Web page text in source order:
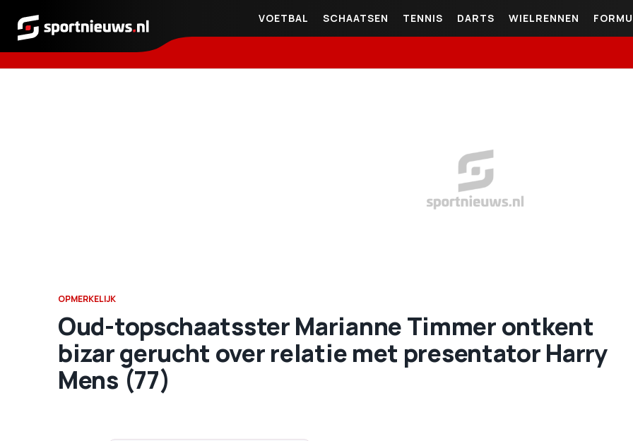
Sportnieuws.nl
VOETBAL SCHAATSEN TENNIS DARTS WIELRENNEN
OPMERKELIJK
Oud-topschaatsster Marianne Timmer ontkent
bizar gerucht over relatie met presentator Harry
Mens (77)